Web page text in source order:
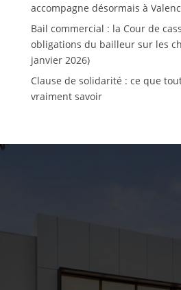
accompagne désormais à
Bail commercial : la Cour de
obligations du bailleur sur les
janvier 2026)
Clause de solidarité : ce que
vraiment savoir